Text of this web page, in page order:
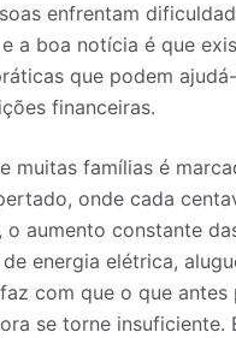
enfrentam
a boa notícia é que
que podem
financeiras.
muitas famílias é
onde cada
o aumento constante
energia elétrica,
com que o que antes
se torne insuficiente.